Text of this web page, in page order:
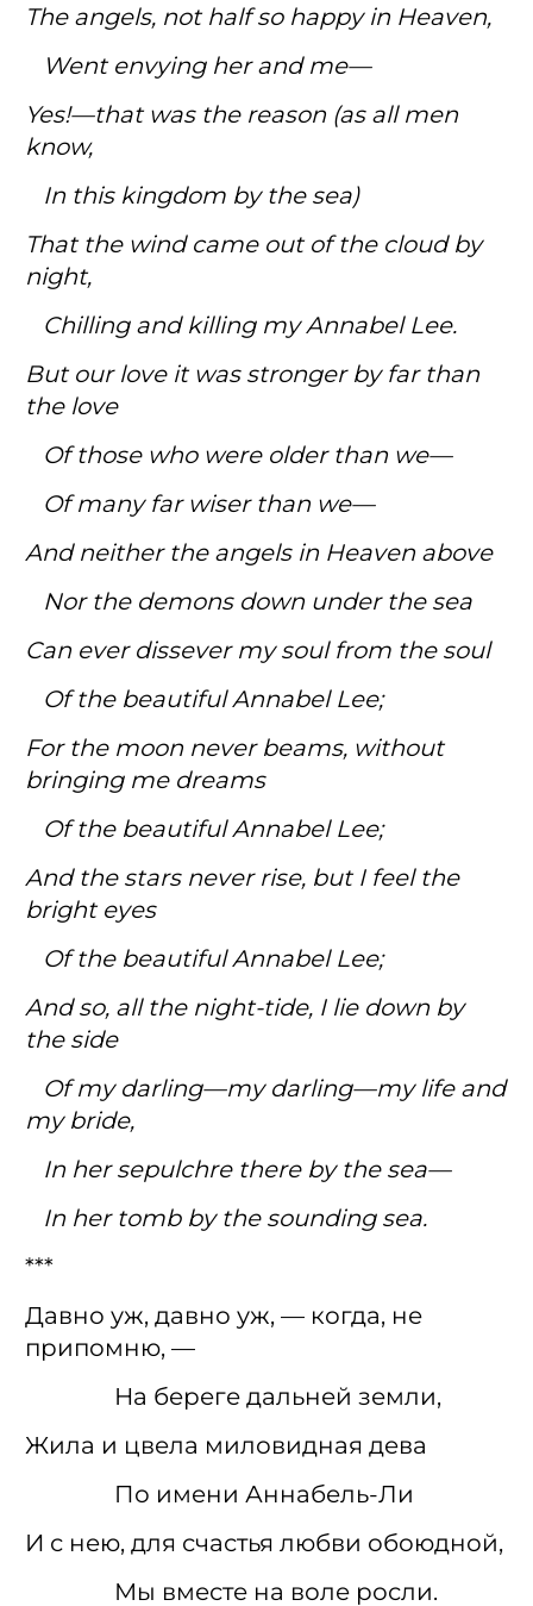
The angels, not half so happy in Heaven,
Went envying her and me—
Yes!—that was the reason (as all men
know,
In this kingdom by the sea)
That the wind came out of the cloud by
night,
Chilling and killing my Annabel Lee.
But our love it was stronger by far than
the love
Of those who were older than we—
Of many far wiser than we—
And neither the angels in Heaven above
Nor the demons down under the sea
Can ever dissever my soul from the soul
Of the beautiful Annabel Lee;
For the moon never beams, without
bringing me dreams
Of the beautiful Annabel Lee;
And the stars never rise, but I feel the
bright eyes
Of the beautiful Annabel Lee;
And so, all the night-tide, I lie down by
the side
Of my darling—my darling—my life and
my bride,
In her sepulchre there by the sea—
In her tomb by the sounding sea.
***
Давно уж, давно уж, — когда, не
припомню, —
На береге дальней земли,
Жила и цвела миловидная дева
По имени Аннабель-Ли
И с нею, для счастья любви обоюдной,
Мы вместе на воле росли.